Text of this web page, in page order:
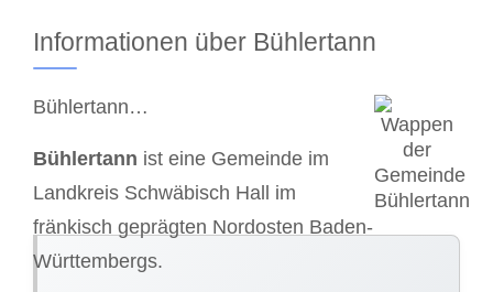
Informationen über Bühlertann
Bühlertann…
Bühlertann ist eine Gemeinde im
Landkreis Schwäbisch Hall im
fränkisch geprägten Nordosten Baden-
Württembergs.